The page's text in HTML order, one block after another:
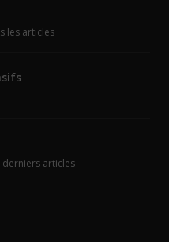
les articles
derniers articles